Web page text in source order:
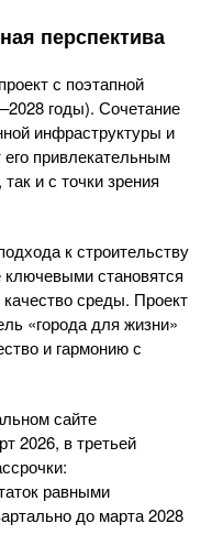
перспектива
с поэтапной
годы). Сочетание
инфраструктуры и
его привлекательным
и с точки зрения
к строительству
становятся
среды. Проект
«города для жизни»
и гармонию с
сайте
2026, в третьей
равными
до марта 2028